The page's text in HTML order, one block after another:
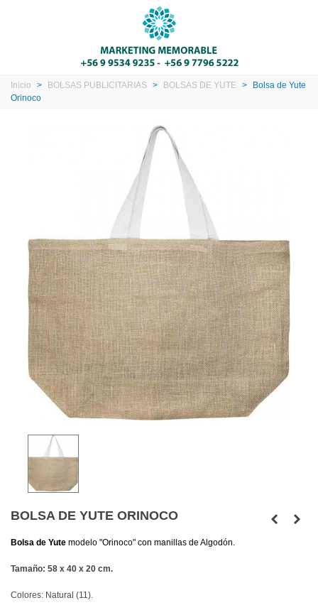
Inicio > BOLSAS PUBLICITARIAS > BOLSAS DE YUTE >
Bolsa de Yute
Orinoco
BOLSA DE YUTE ORINOCO
Bolsa de Yute modelo "Orinoco" con manillas de Algodón.
Tamaño: 58 x 40 x 20 cm.
Colores: Natural (11).